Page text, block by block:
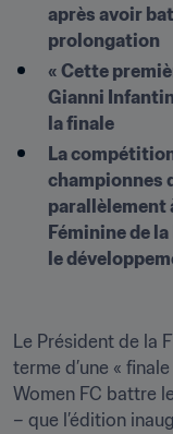
après avoir
prolongation
« Cette
Gianni
la finale
La
championnes
parallèlement
Féminine de
le
Le Président de la
terme d’une «
Women FC battre
– que l’édition